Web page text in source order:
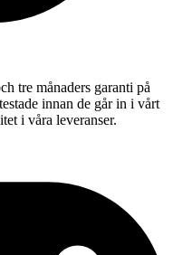
tre månaders garanti på
innan de går in i vårt
i våra leveranser.